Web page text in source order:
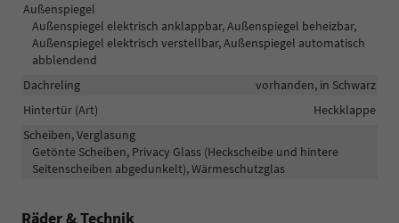
Außenspiegel
Außenspiegel elektrisch anklappbar, Außenspiegel beheizbar,
Außenspiegel elektrisch verstellbar, Außenspiegel automatisch
abblendend
Dachreling
vorhanden, in Schwarz
Hintertür (Art)
Heckklappe
Scheiben, Verglasung
Getönte Scheiben, Privacy Glass (Heckscheibe und hintere
Seitenscheiben abgedunkelt), Wärmeschutzglas
Räder & Technik